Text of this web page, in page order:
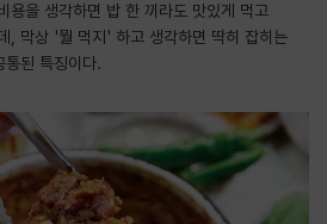
용을 생각하면 밥 한 끼라도 맛있게 먹고
, 막상 '뭘 먹지' 하고 생각하면 딱히 잡히는
통된 특징이다.